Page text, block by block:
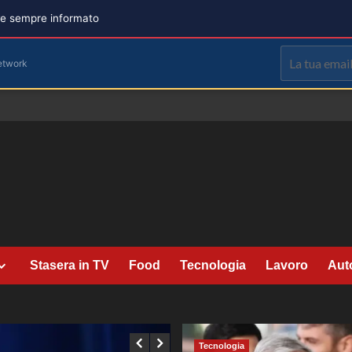
Stasera in TV Food Tecnologia Lavoro
Tecnologia
sempre informato